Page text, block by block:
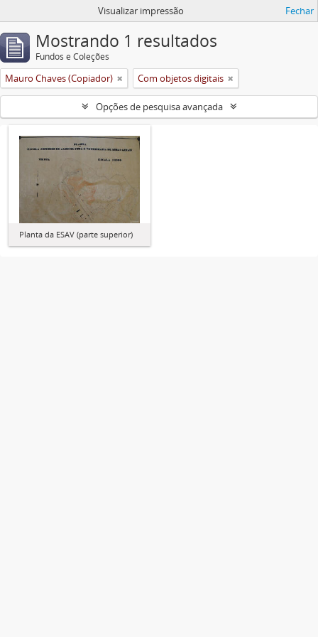
Visualizar impressão Fechar
Mostrando 1 resultados
Fundos e Coleções
Mauro Chaves (Copiador) Com objetos digitais
Opções de pesquisa avançada
Planta da ESAV (parte superior)